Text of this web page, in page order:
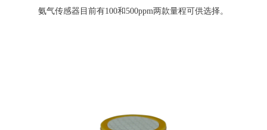
氨气传感器目前有100和500ppm两款量程可供选择。